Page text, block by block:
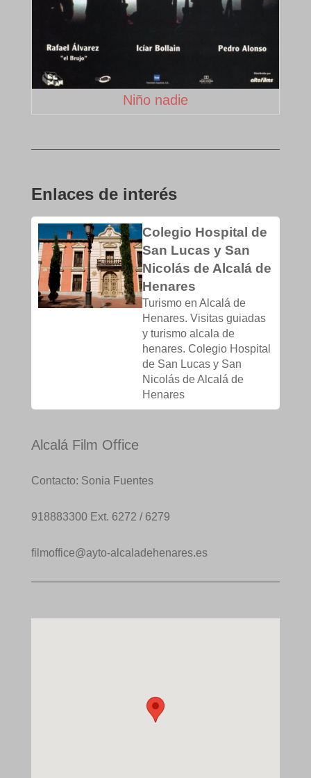
Niño nadie
Enlaces de interés
Colegio Hospital de
San Lucas y San
Nicolás de Alcalá de
Henares
Turismo en Alcalá de
Henares. Visitas guiadas
y turismo alcala de
henares. Colegio Hospital
de San Lucas y San
Nicolás de Alcalá de
Henares
Alcalá Film Office
Contacto: Sonia Fuentes
918883300 Ext. 6272 / 6279
filmoffice@ayto-alcaladehenares.es